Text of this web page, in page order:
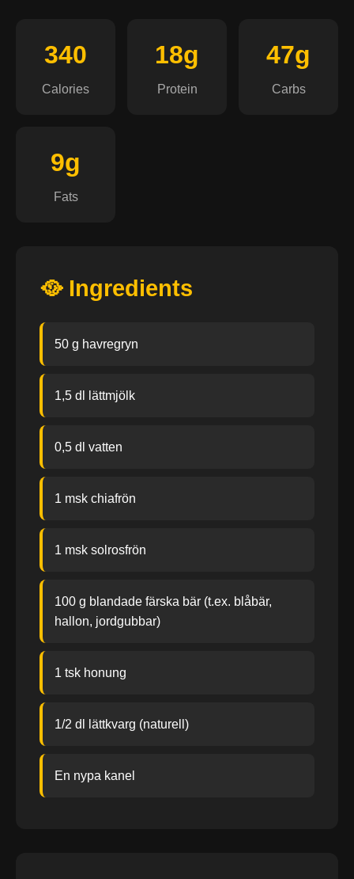
340
Calories
18g
Protein
47g
Carbs
9g
Fats
🥘 Ingredients
50 g havregryn
1,5 dl lättmjölk
0,5 dl vatten
1 msk chiafrön
1 msk solrosfrön
100 g blandade färska bär (t.ex. blåbär,
hallon, jordgubbar)
1 tsk honung
1/2 dl lättkvarg (naturell)
En nypa kanel